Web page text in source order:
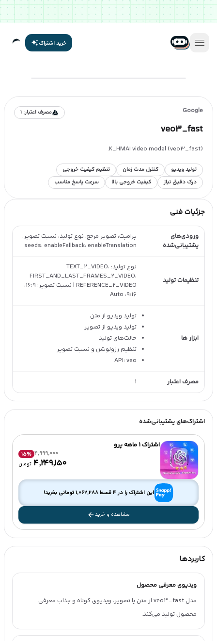
خرید اشتراک
Google مصرف اعتبار: 1
veo3_fast
K_HMAI video model (veo3_fast).
تولید ویدیو کنترل مدت زمان
تنظیم کیفیت خروجی
درک دقیق نیاز
کیفیت خروجی بالا سرعت پاسخ مناسب
جزئیات فنی
ورودی‌های
پشتیبانی‌شده
پرامپت، تصویر مرجع، نوع تولید، نسبت تصویر،
seeds، enableFallback، enableTranslation
تنظیمات تولید
نوع تولید: TEXT_2_VIDEO،
FIRST_AND_LAST_FRAMES_2_VIDEO،
REFERENCE_2_VIDEO | نسبت تصویر: 16:9،
9:16، Auto
ابزار ها
تولید ویدیو از متن
تولید ویدیو از تصویر
حالت‌های تولید
تنظیم رزولوشن و نسبت تصویر
API: veo
مصرف اعتبار 1
اشتراک‌های پشتیبانی‌شده
اشتراک 1 ماهه پرو
4,999,000
15%
۴٬۲۴۹٬۱۵۰ تومان
این اشتراک را در 4 قسط 1,062,288تومانی بخرید!
مشاهده و خرید
کاربردها
ویدیوی معرفی محصول
مدل veo3_fast از متن یا تصویر، ویدیوی کوتاه و جذاب معرفی
محصول تولید می‌کند.